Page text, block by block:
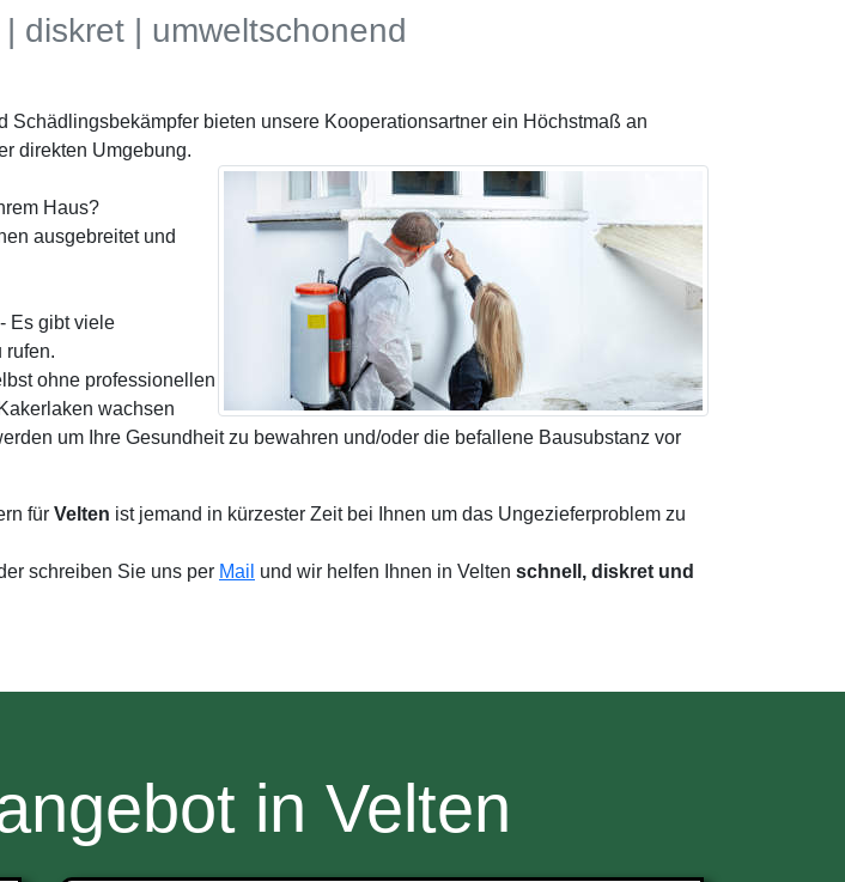
diskret | umweltschonend
bieten unsere Kooperationsartner ein Höchstmaß an
direkten Umgebung.
Haus?
ausgebreitet und
Es gibt viele
rufen.
ohne professionellen
wachsen
um Ihre Gesundheit zu bewahren und/oder die befallene Bausubstanz vor
für Velten ist jemand in kürzester Zeit bei Ihnen um das Ungezieferproblem zu
schreiben Sie uns per Mail und wir helfen Ihnen in Velten schnell, diskret und
in Velten